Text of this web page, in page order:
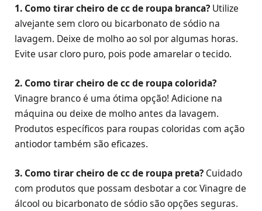
1. Como tirar cheiro de cc de roupa branca? Utilize
alvejante sem cloro ou bicarbonato de sódio na
lavagem. Deixe de molho ao sol por algumas horas.
Evite usar cloro puro, pois pode amarelar o tecido.
2. Como tirar cheiro de cc de roupa colorida?
Vinagre branco é uma ótima opção! Adicione na
máquina ou deixe de molho antes da lavagem.
Produtos específicos para roupas coloridas com ação
antiodor também são eficazes.
3. Como tirar cheiro de cc de roupa preta? Cuidado
com produtos que possam desbotar a cor. Vinagre de
álcool ou bicarbonato de sódio são opções seguras.